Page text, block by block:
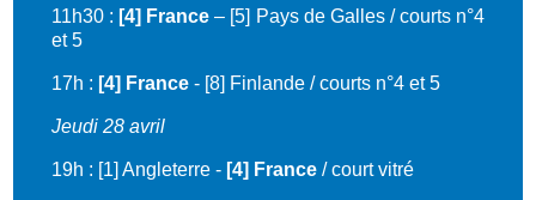
11h30 : [4] France – [5] Pays de Galles / courts n°4
et 5
17h : [4] France - [8] Finlande / courts n°4 et 5
Jeudi 28 avril
19h : [1] Angleterre - [4] France / court vitré